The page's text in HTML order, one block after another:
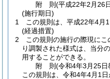
附 則(平成22年2月26
(施行期日)
1
この規則は、平成22年4月1
(経過措置)
2
この規則の施行の際現に
り調製された様式は、当分
用することができる。
附 則(令和4年3月25日
この規則は、令和4年4月1日